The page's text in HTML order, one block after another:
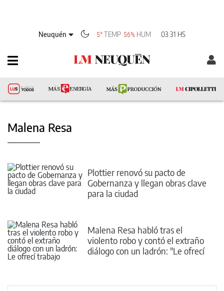
Neuquén 5° TEMP 56% HUM 03:31 HS
Malena Resa
Plottier renovó su pacto de
Gobernanza y llegan obras clave
para la ciudad
Malena Resa habló tras el
violento robo y contó el extraño
diálogo con un ladrón: "Le ofrecí